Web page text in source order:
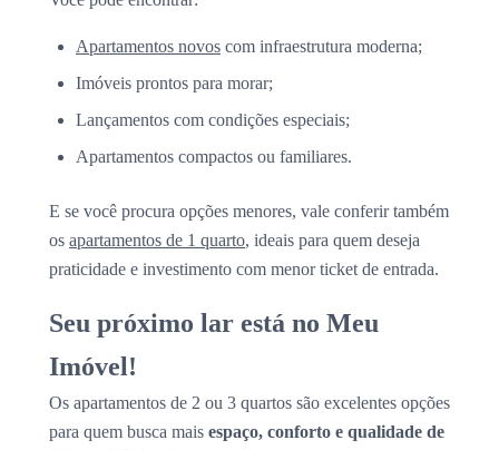
Apartamentos novos com infraestrutura moderna;
Imóveis prontos para morar;
Lançamentos com condições especiais;
Apartamentos compactos ou familiares.
E se você procura opções menores, vale conferir também
os apartamentos de 1 quarto, ideais para quem deseja
praticidade e investimento com menor ticket de entrada.
Seu próximo lar está no Meu
Imóvel!
Os apartamentos de 2 ou 3 quartos são excelentes opções
para quem busca mais espaço, conforto e qualidade de